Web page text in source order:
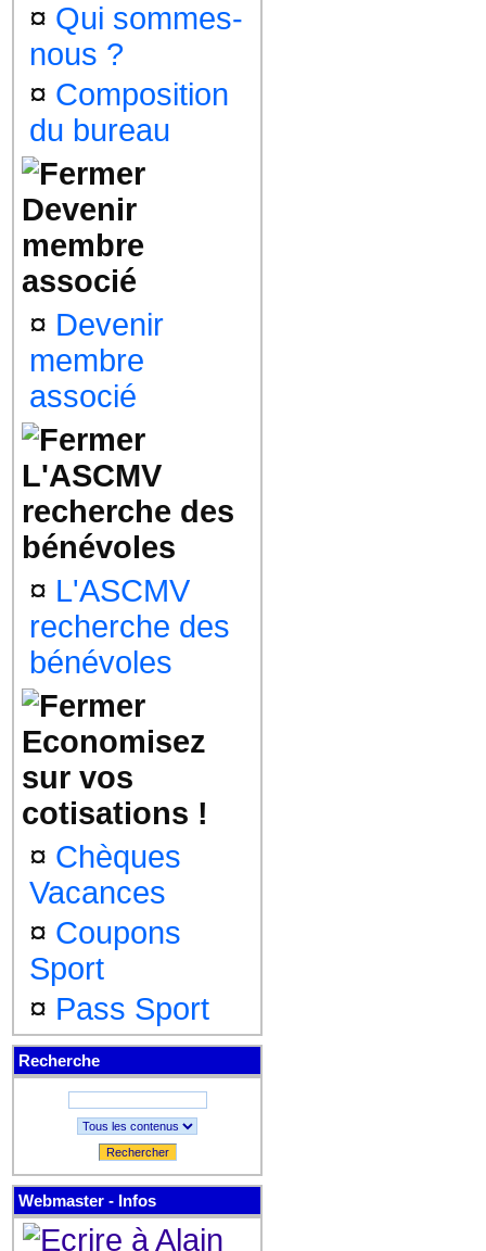
¤ Qui sommes-
nous ?
¤ Composition
du bureau
Devenir
membre
associé
¤ Devenir
membre
associé
L'ASCMV
recherche des
bénévoles
¤ L'ASCMV
recherche des
bénévoles
Economisez
sur vos
cotisations !
¤ Chèques
Vacances
¤ Coupons
Sport
¤ Pass Sport
Recherche
Rechercher
Webmaster - Infos